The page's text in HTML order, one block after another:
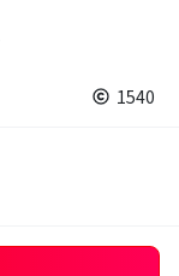
1540